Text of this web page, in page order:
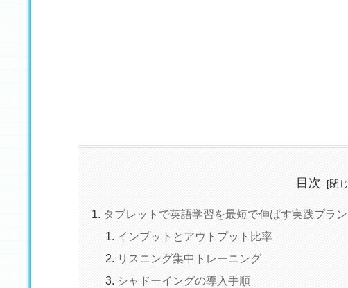
目次
タブレットで英語学習を最短で伸ばす実践プラン
インプットとアウトプット比率
リスニング集中トレーニング
シャドーイングの導入手順